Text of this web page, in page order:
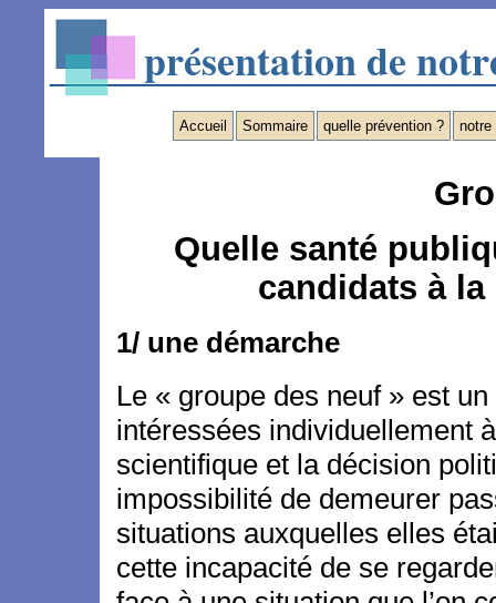
présentation de
Accueil Sommaire quelle prévention ? notre
Quelle santé
candidats à
1/ une démarche
Le « groupe des neuf » est
intéressées individuellement
scientifique et la décision
impossibilité de demeurer
situations auxquelles elles
cette incapacité de se